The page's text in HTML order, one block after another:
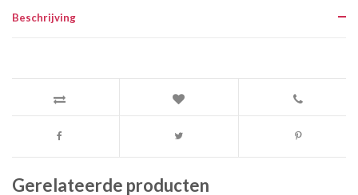
Beschrijving
Gerelateerde producten